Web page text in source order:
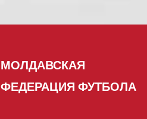
МОЛДАВСКАЯ
ФЕДЕРАЦИЯ ФУТБОЛА